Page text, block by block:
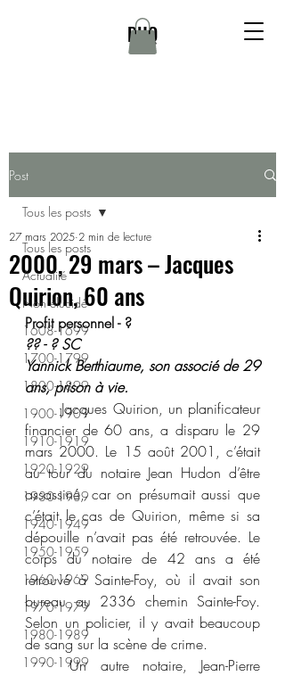
DHQ
Post
Tous les posts
Actualité
Non élucidé
1608-1699
1700-1799
1800-1899
1900-1909
1910-1919
1920-1929
1930-1939
1940-1949
1950-1959
1960-1969
1970-1979
1980-1989
1990-1999
Tous les posts
2000, 29 mars – Jacques
Quirion, 60 ans
27 mars 2025 2 min de lecture
Profit personnel - ?
?? - ? SC
Yannick Berthiaume, son associé de 29
ans, prison à vie.
	Jacques Quirion, un planificateur
financier de 60 ans, a disparu le 29
mars 2000. Le 15 août 2001, c’était
au tour du notaire Jean Hudon d’être
assassiné, car on présumait aussi que
c’était le cas de Quirion, même si sa
dépouille n’avait pas été retrouvée. Le
corps du notaire de 42 ans a été
retrouvé à Sainte-Foy, où il avait son
bureau au 2336 chemin Sainte-Foy.
Selon un policier, il y avait beaucoup
de sang sur la scène de crime.
	Un autre notaire, Jean-Pierre